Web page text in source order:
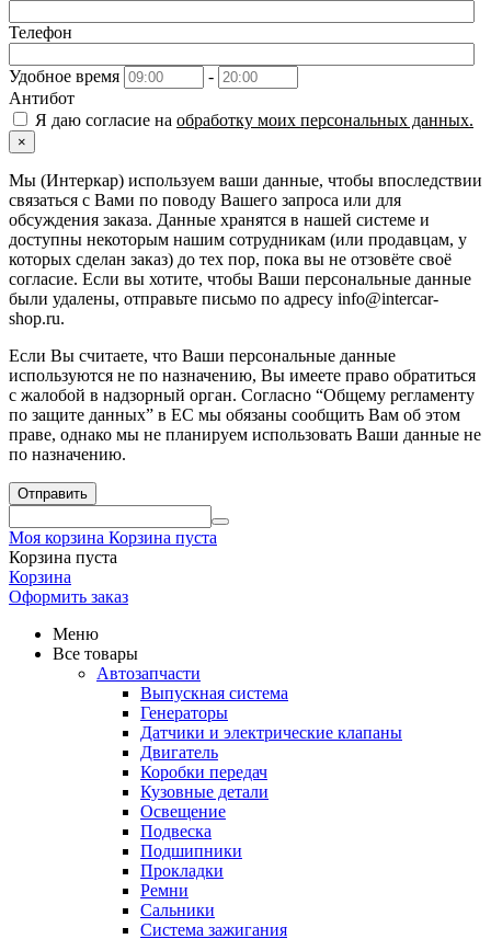
Телефон
Удобное время
-
Антибот
Я даю согласие на обработку моих персональных данных.
×
Мы (Интеркар) используем ваши данные, чтобы впоследствии
связаться с Вами по поводу Вашего запроса или для
обсуждения заказа. Данные хранятся в нашей системе и
доступны некоторым нашим сотрудникам (или продавцам, у
которых сделан заказ) до тех пор, пока вы не отзовёте своё
согласие. Если вы хотите, чтобы Ваши персональные данные
были удалены, отправьте письмо по адресу info@intercar-
shop.ru.
Если Вы считаете, что Ваши персональные данные
используются не по назначению, Вы имеете право обратиться
с жалобой в надзорный орган. Согласно “Общему регламенту
по защите данных” в ЕС мы обязаны сообщить Вам об этом
праве, однако мы не планируем использовать Ваши данные не
по назначению.
Отправить
Моя корзина Корзина пуста
Корзина пуста
Корзина
Оформить заказ
Меню
Все товары
Автозапчасти
Выпускная система
Генераторы
Датчики и электрические клапаны
Двигатель
Коробки передач
Кузовные детали
Освещение
Подвеска
Подшипники
Прокладки
Ремни
Сальники
Система зажигания